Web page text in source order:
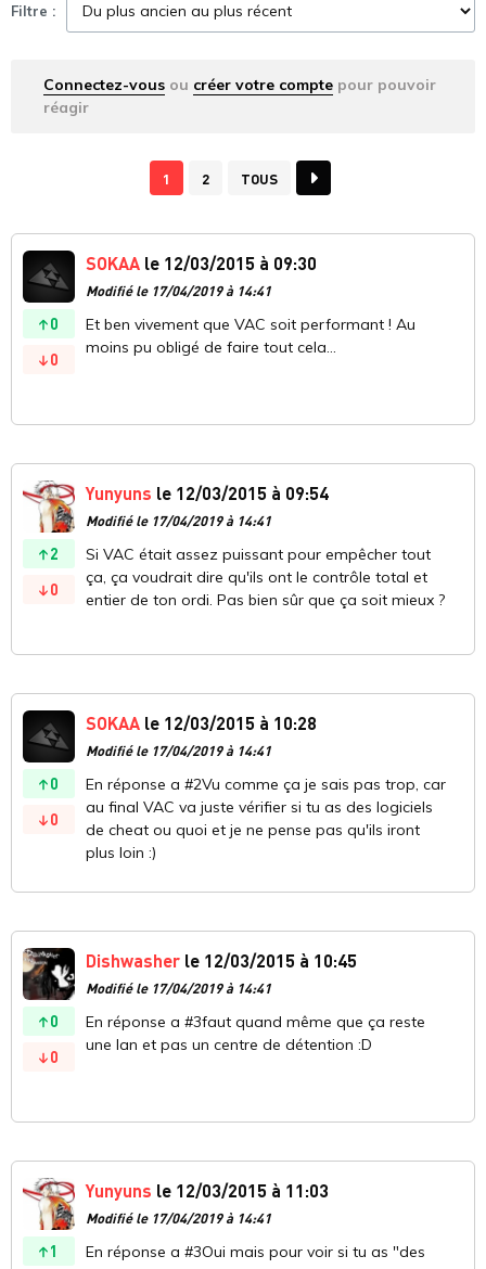
Filtre :
Connectez-vous ou créer votre compte pour pouvoir
réagir
1 2 TOUS
0
0
SOKAA le 12/03/2015 à 09:30
Modifié le 17/04/2019 à 14:41
Et ben vivement que VAC soit performant ! Au
moins pu obligé de faire tout cela...
2
0
Yunyuns le 12/03/2015 à 09:54
Modifié le 17/04/2019 à 14:41
Si VAC était assez puissant pour empêcher tout
ça, ça voudrait dire qu'ils ont le contrôle total et
entier de ton ordi. Pas bien sûr que ça soit mieux ?
0
0
SOKAA le 12/03/2015 à 10:28
Modifié le 17/04/2019 à 14:41
En réponse a #2Vu comme ça je sais pas trop, car
au final VAC va juste vérifier si tu as des logiciels
de cheat ou quoi et je ne pense pas qu'ils iront
plus loin :)
0
0
Dishwasher le 12/03/2015 à 10:45
Modifié le 17/04/2019 à 14:41
En réponse a #3faut quand même que ça reste
une lan et pas un centre de détention :D
1
Yunyuns le 12/03/2015 à 11:03
Modifié le 17/04/2019 à 14:41
En réponse a #3Oui mais pour voir si tu as "des